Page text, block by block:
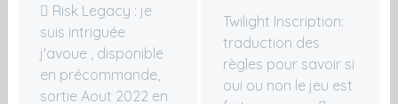
Risk Legacy : je
suis intriguée
j'avoue , disponible
en précommande,
sortie Aout 2022 en
Twilight Inscription:
traduction des
règles pour savoir si
oui ou non le jeu est